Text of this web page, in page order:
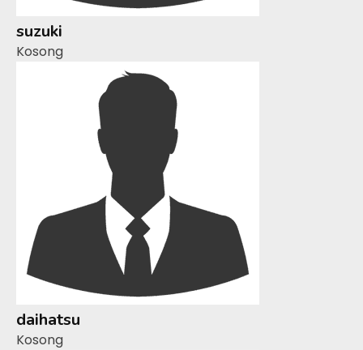
suzuki
Kosong
daihatsu
Kosong